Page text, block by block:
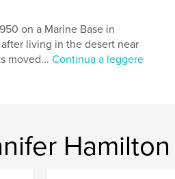
on a Marine Base in
living in the desert near
moved...Continua a leggere
Hamilton